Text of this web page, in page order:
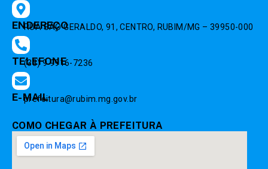
ENDEREÇO
RUA SÃO GERALDO, 91, CENTRO, RUBIM/MG – 39950-000
TELEFONE
(33) 9 9916-7236
E-MAIL
prefeitura@rubim.mg.gov.br
COMO CHEGAR À PREFEITURA